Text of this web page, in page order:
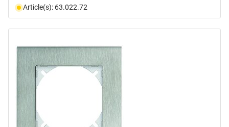
Article(s): 63.022.72